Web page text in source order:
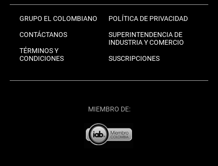
GRUPO EL COLOMBIANO
CONTÁCTANOS
TÉRMINOS Y
CONDICIONES
POLÍTICA DE PRIVACIDAD
SUPERINTENDENCIA DE
INDUSTRIA Y COMERCIO
SUSCRIPCIONES
MIEMBRO DE: